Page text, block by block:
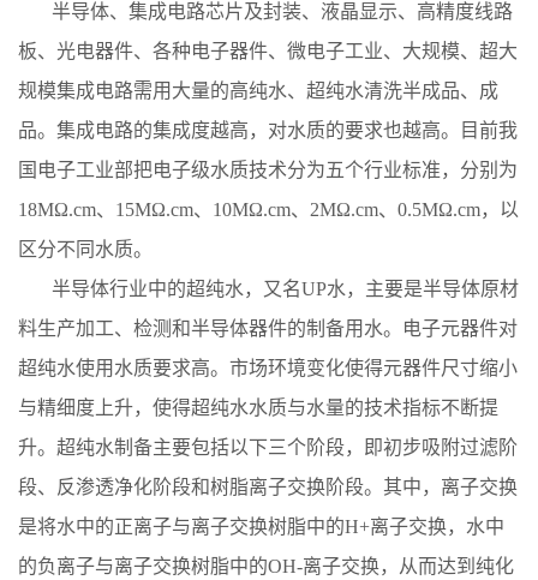
半导体、集成电路芯片及封装、液晶显示、高精度线路
板、光电器件、各种电子器件、微电子工业、大规模、超大
规模集成电路需用大量的高纯水、超纯水清洗半成品、成
品。集成电路的集成度越高，对水质的要求也越高。目前我
国电子工业部把电子级水质技术分为五个行业标准，分别为
18MΩ.cm、15MΩ.cm、10MΩ.cm、2MΩ.cm、0.5MΩ.cm，以
区分不同水质。
半导体行业中的超纯水，又名UP水，主要是半导体原材
料生产加工、检测和半导体器件的制备用水。电⼦元器件对
超纯水使⽤水质要求高。市场环境变化使得元器件尺寸缩小
与精细度上升，使得超纯水水质与水量的技术指标不断提
升。超纯水制备主要包括以下三个阶段，即初步吸附过滤阶
段、反渗透净化阶段和树脂离子交换阶段。其中，离子交换
是将水中的正离子与离子交换树脂中的H+离⼦交换，水中
的负离子与离子交换树脂中的OH-离子交换，从而达到纯化